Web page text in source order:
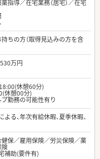
指導／在宅業務（居宅）／在宅
ちの方（取得見込みの方を含
万円
休憩60分)
休憩00分)
勤務の可能性有り
よる、年次有給休暇、夏季休暇、
保／雇用保険／労災保険／薬
険
補助(要件有)